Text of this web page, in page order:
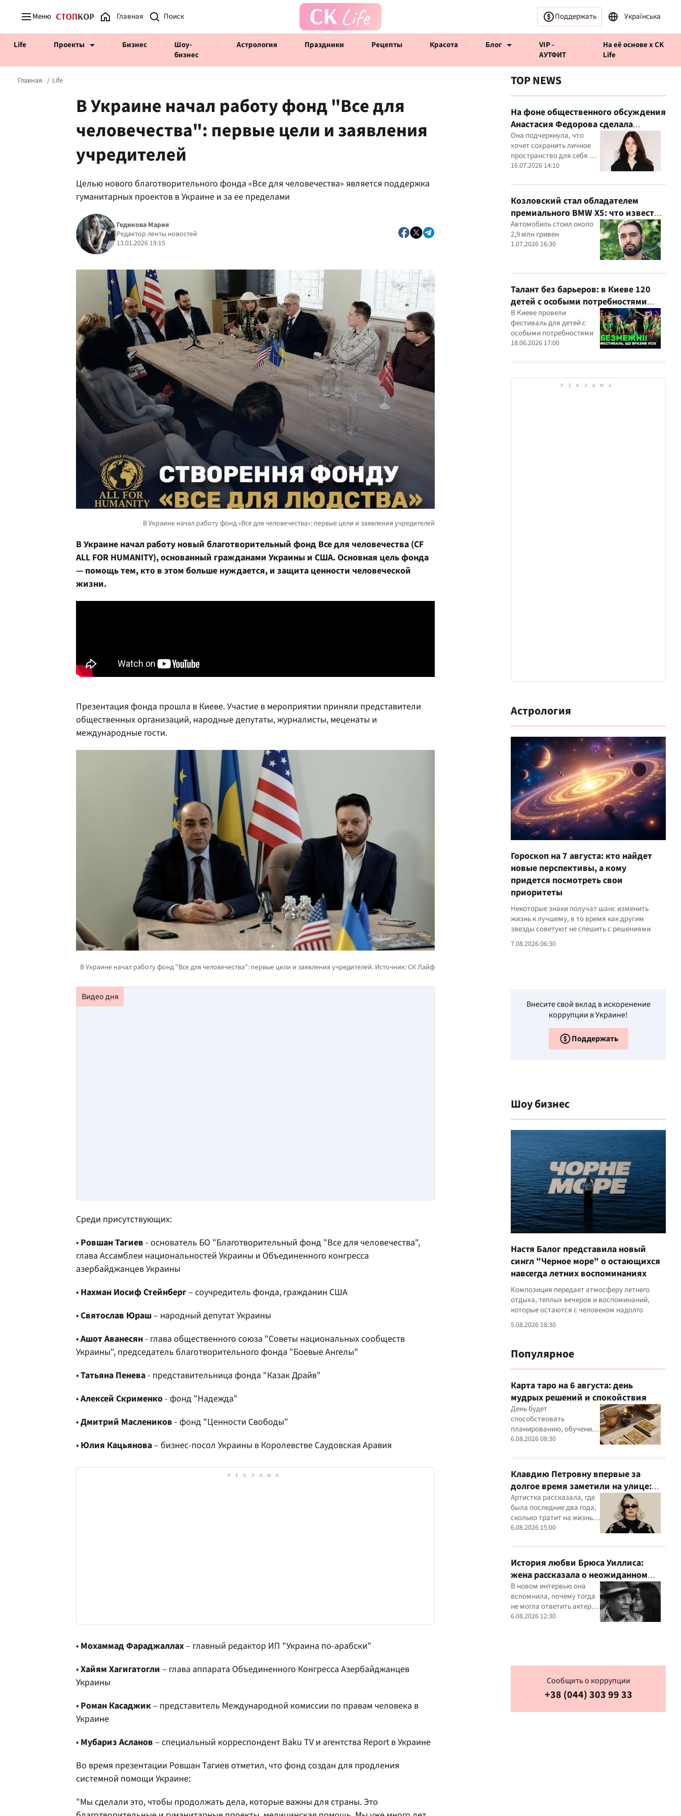
Меню Главная Поддержать Українська
Life Проекты Бизнес
Шоу-
бизнес
Астрология Праздники Рецепты Красота Блог
VIP -
АУТФИТ
На её основе x CK
Life
ВІДВЕРТІ Говорят инфлюенсеры
Главная Life
В Украине начал работу фонд "Все для
человечества": первые цели и заявления
учредителей
Целью нового благотворительного фонда «Все для человечества» является поддержка
гуманитарных проектов в Украине и за ее пределами
Гедикова Мария
Редактор ленты новостей
13.01.2026 19:15
В Украине начал работу новый благотворительный фонд Все для человечества (CF
ALL FOR HUMANITY), основанный гражданами Украины и США. Основная цель фонда
— помощь тем, кто в этом больше нуждается, и защита ценности человеческой
жизни.
Презентация фонда прошла в Киеве. Участие в мероприятии приняли представители
общественных организаций, народные депутаты, журналисты, меценаты и
международные гости.
Среди присутствующих:
• Ровшан Тагиев - основатель БО "Благотворительный фонд "Все для человечества",
глава Ассамблеи национальностей Украины и Объединенного конгресса
азербайджанцев Украины
• Нахман Иосиф Стейнберг– соучредитель фонда, гражданин США
•Святослав Юраш– народный депутат Украины
•Ашот Аванесян- глава общественного союза "Советы национальных сообществ
Украины", председатель благотворительного фонда "Боевые Ангелы"
•Татьяна Пенева- представительница фонда "Казак Драйв"
•Алексей Скрименко- фонд "Надежда"
•Дмитрий Маслеников - фонд "Ценности Свободы"
• Юлия Кацьянова– бизнес-посол Украины в Королевстве Саудовская Аравия
• Мохаммад Фараджаллах– главный редактор ИП "Украина по-арабски"
•Хайям Хагигатогли – глава аппарата Объединенного Конгресса Азербайджанцев
Украины
• Роман Касаджик– представитель Международной комиссии по правам человека в
Украине
• Мубариз Асланов – специальный корреспондент Baku TV и агентства Report в Украине
Во время презентации Ровшан Тагиев отметил, что фонд создан для продления
системной помощи Украине:
"Мы сделали это, чтобы продолжать дела, которые важны для страны. Это
TOP NEWS
На фоне общественного обсуждения
Анастасия Федорова сделала
публичное заявление
Она подчеркнула, что
хочет сохранить личное
пространство для себя и
своего ребенка
16.07.2026 14:10
Козловский стал обладателем
премиального BMW X5: что известно
о покупке
Автомобиль стоил около
2,9 млн гривен
1.07.2026 16:30
Талант без барьеров: в Киеве 120
детей с особыми потребностями
выступили на всеукраинском
фестивале
В Киеве провели
фестиваль для детей с
особыми потребностями
18.06.2026 17:00
Астрология
Гороскоп на 7 августа: кто найдет
новые перспективы, а кому
придется посмотреть свои
приоритеты
Некоторые знаки получат шанс изменить
жизнь к лучшему, в то время как другим
звезды советуют не спешить с решениями
7.08.2026 06:30
Внесите свой вклад в искоренение
коррупции в Украине!
Поддержать
Шоу бизнес
Настя Балог представила новый
сингл "Черное море" о остающихся
навсегда летних воспоминаниях
Композиция передает атмосферу летнего
отдыха, теплых вечеров и воспоминаний,
которые остаются с человеком надолго
5.08.2026 18:30
Популярное
Карта таро на 6 августа: день
мудрых решений и спокойствия
День будет
способствовать
планированию, обучению
и спокойной работе
6.08.2026 08:30
Клавдию Петровну впервые за
долгое время заметили на улице:
певица раскрыла подробности
своей жизни
Артистка рассказала, где
была последние два года,
сколько тратит на жизнь и
в какую сумму обходятся
6.08.2026 15:00
История любви Брюса Уиллиса:
жена рассказала о неожиданном
начале их отношений
В новом интервью она
вспомнила, почему тогда
не могла ответить актеру
взаимностью
6.08.2026 12:30
Сообщить о коррупции
+38 (044) 303 99 33